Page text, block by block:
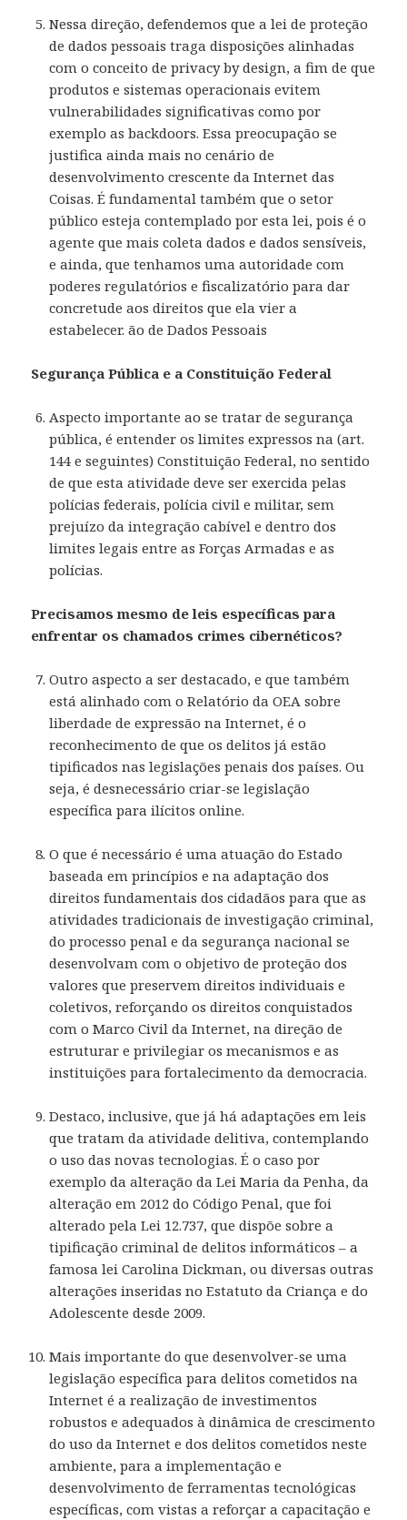
Nessa direção, defendemos que a lei de proteção
de dados pessoais traga disposições alinhadas
com o conceito de privacy by design, a fim de que
produtos e sistemas operacionais evitem
vulnerabilidades significativas como por
exemplo as backdoors. Essa preocupação se
justifica ainda mais no cenário de
desenvolvimento crescente da Internet das
Coisas. É fundamental também que o setor
público esteja contemplado por esta lei, pois é o
agente que mais coleta dados e dados sensíveis,
e ainda, que tenhamos uma autoridade com
poderes regulatórios e fiscalizatório para dar
concretude aos direitos que ela vier a
estabelecer. ão de Dados Pessoais
Segurança Pública e a Constituição Federal
Aspecto importante ao se tratar de segurança
pública, é entender os limites expressos na (art.
144 e seguintes) Constituição Federal, no sentido
de que esta atividade deve ser exercida pelas
polícias federais, polícia civil e militar, sem
prejuízo da integração cabível e dentro dos
limites legais entre as Forças Armadas e as
polícias.
Precisamos mesmo de leis específicas para
enfrentar os chamados crimes cibernéticos?
Outro aspecto a ser destacado, e que também
está alinhado com o Relatório da OEA sobre
liberdade de expressão na Internet, é o
reconhecimento de que os delitos já estão
tipificados nas legislações penais dos países. Ou
seja, é desnecessário criar-se legislação
específica para ilícitos online.
O que é necessário é uma atuação do Estado
baseada em princípios e na adaptação dos
direitos fundamentais dos cidadãos para que as
atividades tradicionais de investigação criminal,
do processo penal e da segurança nacional se
desenvolvam com o objetivo de proteção dos
valores que preservem direitos individuais e
coletivos, reforçando os direitos conquistados
com o Marco Civil da Internet, na direção de
estruturar e privilegiar os mecanismos e as
instituições para fortalecimento da democracia.
Destaco, inclusive, que já há adaptações em leis
que tratam da atividade delitiva, contemplando
o uso das novas tecnologias. É o caso por
exemplo da alteração da Lei Maria da Penha, da
alteração em 2012 do Código Penal, que foi
alterado pela Lei 12.737, que dispõe sobre a
tipificação criminal de delitos informáticos – a
famosa lei Carolina Dickman, ou diversas outras
alterações inseridas no Estatuto da Criança e do
Adolescente desde 2009.
Mais importante do que desenvolver-se uma
legislação específica para delitos cometidos na
Internet é a realização de investimentos
robustos e adequados à dinâmica de crescimento
do uso da Internet e dos delitos cometidos neste
ambiente, para a implementação e
desenvolvimento de ferramentas tecnológicas
específicas, com vistas a reforçar a capacitação e